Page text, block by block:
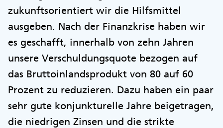
zukunftsorientiert wir die Hilfsmittel
ausgeben. Nach der Finanzkrise haben wir
es geschafft, innerhalb von zehn Jahren
unsere Verschuldungsquote bezogen auf
das Bruttoinlandsprodukt von 80 auf 60
Prozent zu reduzieren. Dazu haben ein paar
sehr gute konjunkturelle Jahre beigetragen,
die niedrigen Zinsen und die strikte